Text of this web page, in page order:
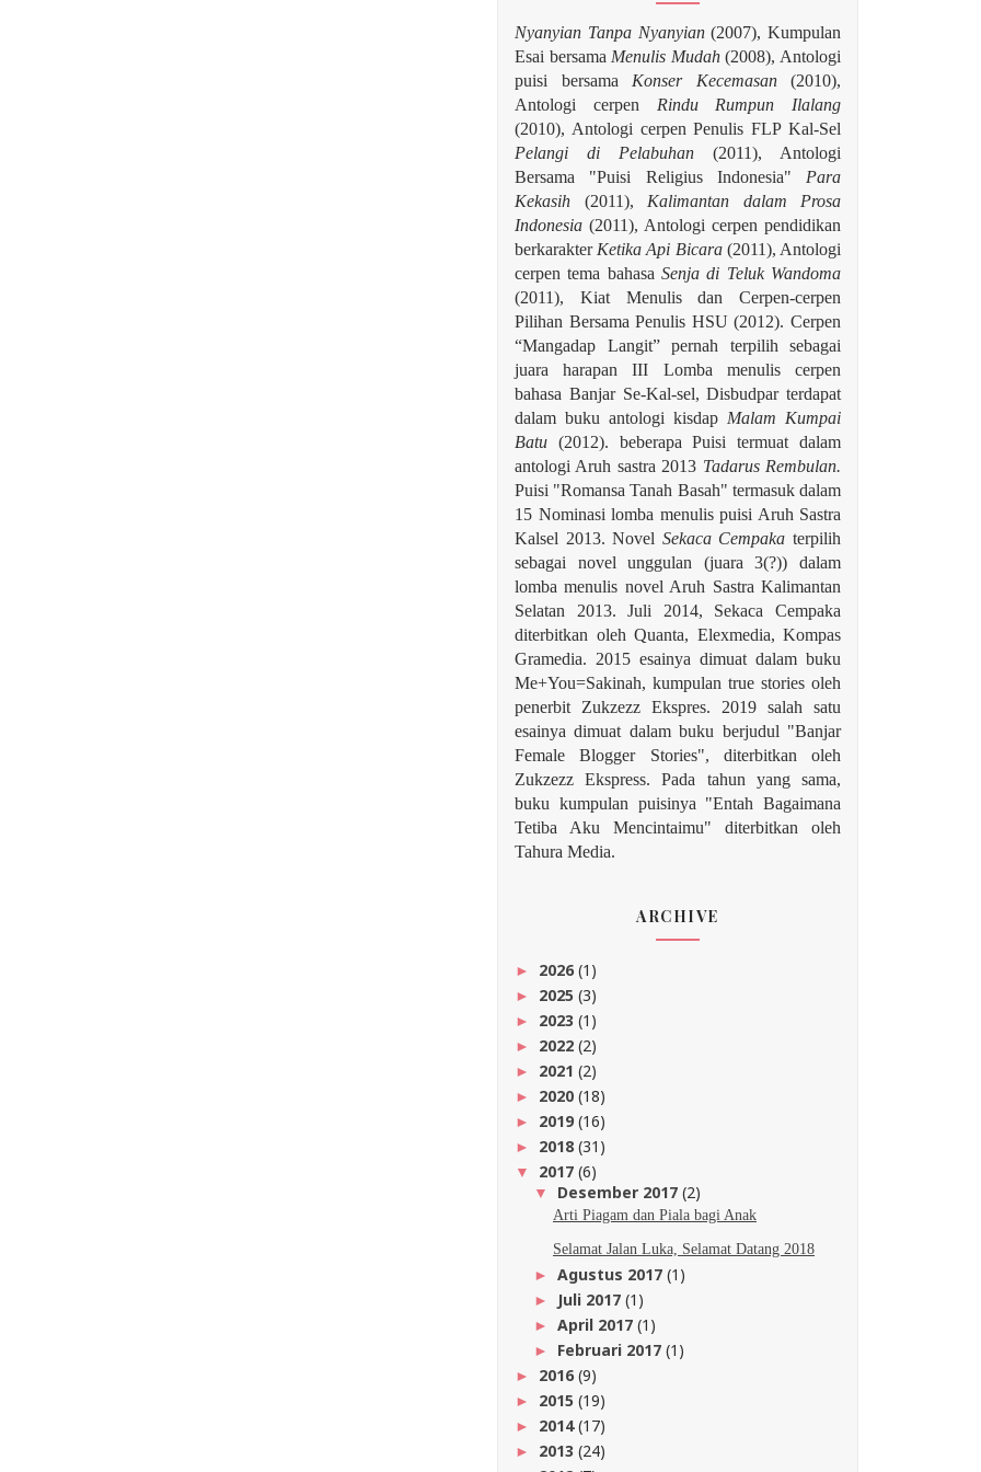
Nyanyian Tanpa Nyanyian(2007), Kumpulan
Esai bersama Menulis Mudah(2008), Antologi
puisi bersama Konser Kecemasan(2010),
Antologi cerpen Rindu Rumpun Ilalang
(2010), Antologi cerpen Penulis FLP Kal-Sel
Pelangi di Pelabuhan (2011), Antologi
Bersama "Puisi Religius Indonesia" Para
Kekasih (2011), Kalimantan dalam Prosa
Indonesia (2011), Antologi cerpen pendidikan
berkarakter Ketika Api Bicara (2011), Antologi
cerpen tema bahasa Senja di Teluk Wandoma
(2011), Kiat Menulis dan Cerpen-cerpen
Pilihan Bersama Penulis HSU (2012). Cerpen
“Mangadap Langit” pernah terpilih sebagai
juara harapan III Lomba menulis cerpen
bahasa Banjar Se-Kal-sel, Disbudpar terdapat
dalam buku antologi kisdap Malam Kumpai
Batu (2012). beberapa Puisi termuat dalam
antologi Aruh sastra 2013 Tadarus Rembulan.
Puisi "Romansa Tanah Basah" termasuk dalam
15 Nominasi lomba menulis puisi Aruh Sastra
Kalsel 2013. Novel Sekaca Cempakaterpilih
sebagai novel unggulan (juara 3(?)) dalam
lomba menulis novel Aruh Sastra Kalimantan
Selatan 2013. Juli 2014, Sekaca Cempaka
diterbitkan oleh Quanta, Elexmedia, Kompas
Gramedia. 2015 esainya dimuat dalam buku
Me+You=Sakinah, kumpulan true stories oleh
penerbit Zukzezz Ekspres. 2019 salah satu
esainya dimuat dalam buku berjudul "Banjar
Female Blogger Stories", diterbitkan oleh
Zukzezz Ekspress. Pada tahun yang sama,
buku kumpulan puisinya "Entah Bagaimana
Tetiba Aku Mencintaimu" diterbitkan oleh
Tahura Media.
ARCHIVE
► 2026(1)
► 2025 (3)
► 2023 (1)
► 2022 (2)
► 2021 (2)
► 2020 (18)
► 2019(16)
► 2018 (31)
▼ 2017 (6)
▼ Desember 2017 (2)
Arti Piagam dan Piala bagi Anak
Selamat Jalan Luka, Selamat Datang 2018
► Agustus 2017 (1)
► Juli 2017 (1)
► April 2017 (1)
► Februari 2017 (1)
► 2016(9)
► 2015 (19)
► 2014(17)
► 2013 (24)